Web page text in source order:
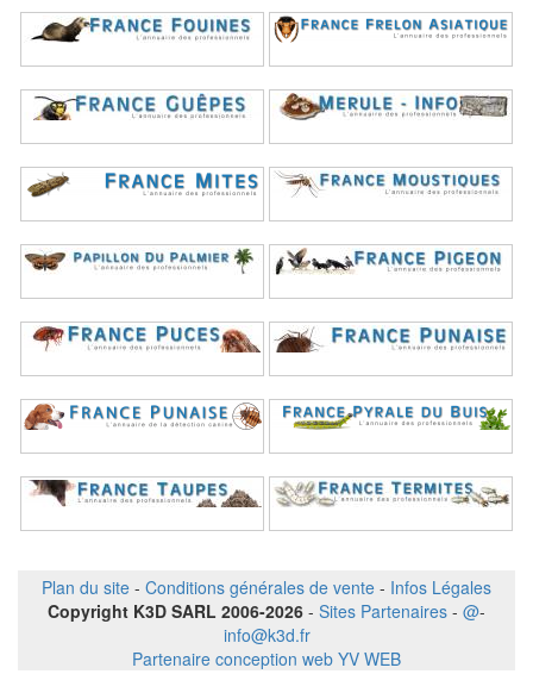
Plan du site - Conditions générales de vente - Infos Légales
Copyright K3D SARL 2006-2026 - Sites Partenaires - @-
info@k3d.fr
Partenaire conception web YV WEB